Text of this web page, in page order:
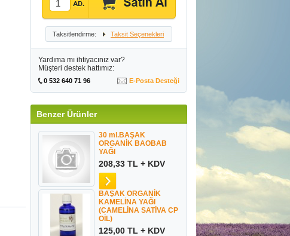
Taksitlendirme: Taksit Seçenekleri
Yardıma mı ihtiyacınız var?
Müşteri destek hattımız:
0 532 640 71 96 E-Posta Desteği
Benzer Ürünler
30 ml.BAŞAK
ORGANİK BAOBAB
YAĞI
208,33 TL + KDV
BAŞAK ORGANİK
KAMELİNA YAĞI
(CAMELİNA SATİVA CP
OİL)
125,00 TL + KDV